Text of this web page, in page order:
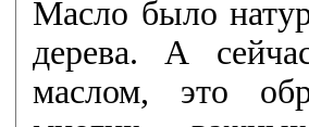
Масло было
дерева. А
маслом, это